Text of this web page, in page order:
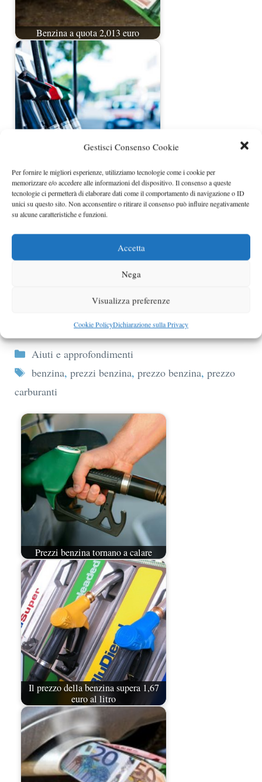
Gestisci Consenso Cookie
Per fornire le migliori esperienze, utilizziamo tecnologie come i cookie per
memorizzare e/o accedere alle informazioni del dispositivo. Il consenso a queste
tecnologie ci permetterà di elaborare dati come il comportamento di navigazione o ID
unici su questo sito. Non acconsentire o ritirare il consenso può influire negativamente
su alcune caratteristiche e funzioni.
Accetta
Nega
Visualizza preferenze
Cookie PolicyDichiarazione sulla Privacy
Benzina a quota 2,013 euro
Prezzi benzina nuovi rincari
petrolio
Categorie
Aiuti e approfondimenti
Tag
benzina, prezzi benzina, prezzo benzina, prezzo
carburanti
Prezzi benzina tornano a calare
Il prezzo della benzina supera 1,67
euro al litro